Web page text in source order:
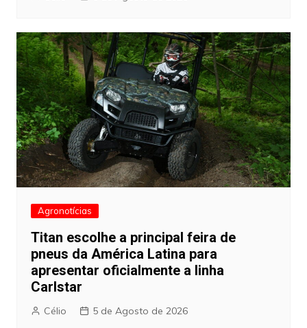
Agronotícias
Titan escolhe a principal feira de
pneus da América Latina para
apresentar oficialmente a linha
Carlstar
Célio 5 de Agosto de 2026